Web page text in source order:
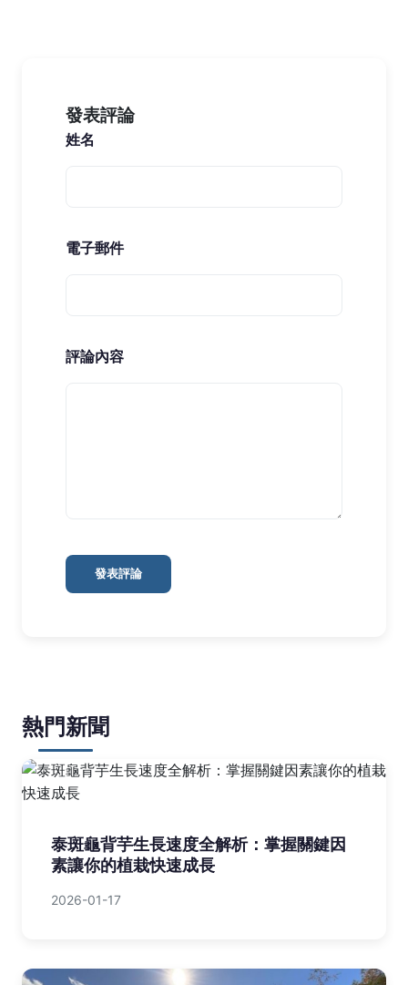
發表評論
姓名
電子郵件
評論內容
發表評論
熱門新聞
泰斑龜背芋生長速度全解析：掌握關鍵因
素讓你的植栽快速成長
2026-01-17